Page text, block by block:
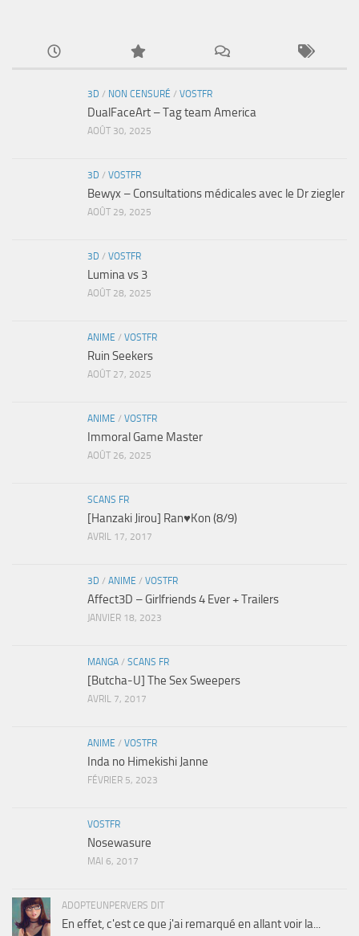
3D / NON CENSURÉ / VOSTFR
DualFaceArt – Tag team America
AOÛT 30, 2025
3D / VOSTFR
Bewyx – Consultations médicales avec le Dr ziegler
AOÛT 29, 2025
3D / VOSTFR
Lumina vs 3
AOÛT 28, 2025
ANIME / VOSTFR
Ruin Seekers
AOÛT 27, 2025
ANIME / VOSTFR
Immoral Game Master
AOÛT 26, 2025
SCANS FR
[Hanzaki Jirou] Ran♥Kon (8/9)
AVRIL 17, 2017
3D / ANIME / VOSTFR
Affect3D – Girlfriends 4 Ever + Trailers
JANVIER 18, 2023
MANGA / SCANS FR
[Butcha-U] The Sex Sweepers
AVRIL 7, 2017
ANIME / VOSTFR
Inda no Himekishi Janne
FÉVRIER 5, 2023
VOSTFR
Nosewasure
MAI 6, 2017
ADOPTEUNPERVERS DIT
En effet, c'est ce que j'ai remarqué en allant voir la...